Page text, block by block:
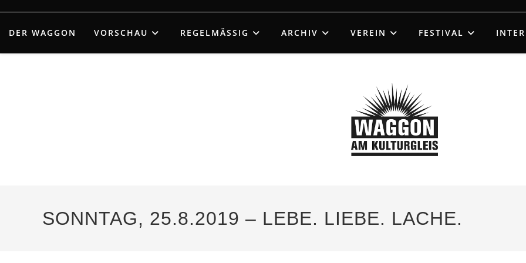
springen
DER WAGGON VORSCHAU REGELMÄSSIG ARCHIV VEREIN FESTIVAL
SONNTAG, 25.8.2019 – LEBE. LIEBE. LACHE.